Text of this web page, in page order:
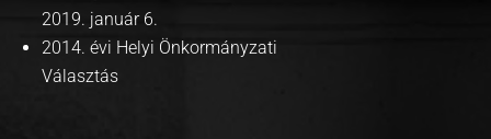
2019. január 6.
2014. évi Helyi Önkormányzati
Választás